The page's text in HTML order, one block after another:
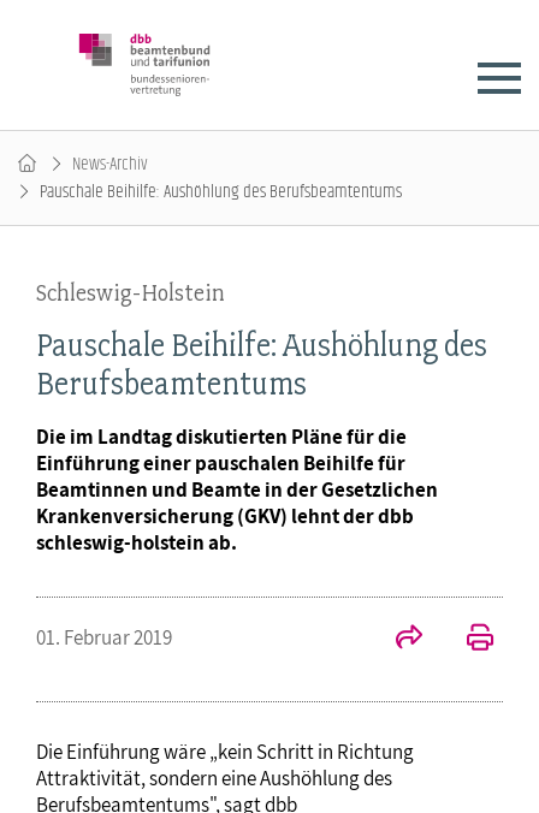
News-Archiv
Pauschale Beihilfe: Aushöhlung des Berufsbeamtentums
Schleswig-Holstein
Pauschale Beihilfe: Aushöhlung des
Berufsbeamtentums
Die im Landtag diskutierten Pläne für die
Einführung einer pauschalen Beihilfe für
Beamtinnen und Beamte in der Gesetzlichen
Krankenversicherung (GKV) lehnt der dbb
schleswig-holstein ab.
01. Februar 2019
Die Einführung wäre „kein Schritt in Richtung
Attraktivität, sondern eine Aushöhlung des
Berufsbeamtentums", sagt dbb